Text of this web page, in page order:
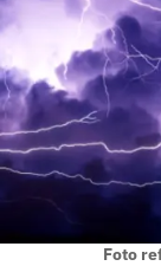
Foto